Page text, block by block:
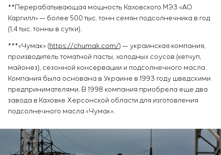
**Перерабатывающая мощность Каховского МЭЗ «АО
Каргилл» — более 500 тыс. тонн семян подсолнечника в год
(1,4 тыс. тонны в сутки).
***«Чумак» (https://chumak.com/) — украинская компания,
производитель томатной пасты, холодных соусов (кетчуп,
майонез), сезонной консервации и подсолнечного масла.
Компания была основана в Украине в 1993 году шведскими
предпринимателями. В 1998 компания приобрела еще два
завода в Каховке Херсонской области для изготовления
подсолнечного масла «Чумак».